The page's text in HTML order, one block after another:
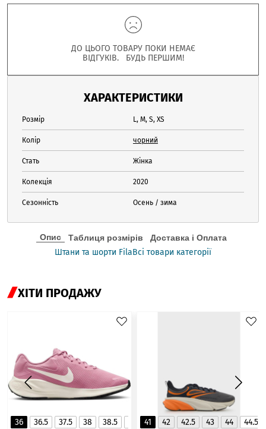
ДО ЦЬОГО ТОВАРУ ПОКИ НЕМАЄ
ВІДГУКІВ. БУДЬ ПЕРШИМ!
ХАРАКТЕРИСТИКИ
Розмір L, M, S, XS
Колір чорний
Стать Жінка
Колекція 2020
Сезонність Осень / зима
Опис Таблиця розмірів Доставка і Оплата
Штани та шорти FilaВсі товари категорії
ХІТИ ПРОДАЖУ
36 36.5 37.5 38 38.5 40 40.5
41
41 42 42.5 43 44 44.5